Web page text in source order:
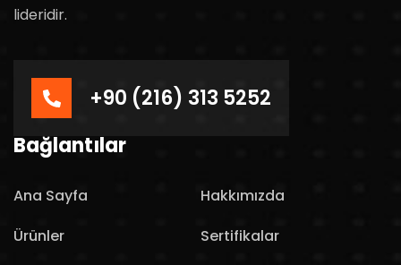
lideridir.
+90 (216) 313 5252
Bağlantılar
Ana Sayfa
Hakkımızda
Ürünler
Sertifikalar